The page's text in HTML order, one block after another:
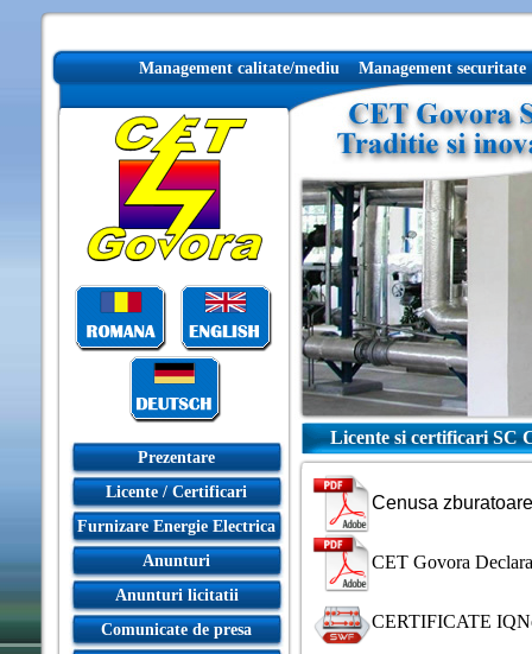
Management calitate/mediu Management securitate
Prezentare
Licente / Certificari
Furnizare Energie Electrica
Anunturi
Anunturi licitatii
Comunicate de presa
Licente si certificari SC
Cenusa
CET Govora
CERTIFICATE